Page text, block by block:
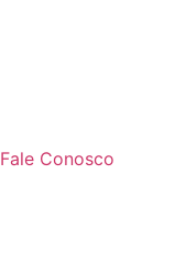
Fale Conosco